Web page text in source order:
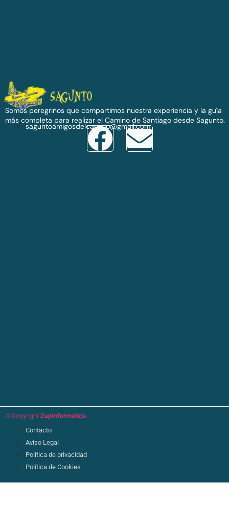
Somos peregrinos que compartimos nuestra experiencia y la guía
más completa para realizar el Camino de Santiago desde Sagunto.
saguntoamigosdelcamino@gmail.com
© Copyright ZapInformatica
Contacto
Aviso Legal
Política de privacidad
Política de Cookies